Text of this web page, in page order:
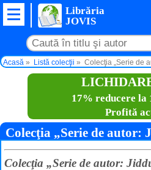
Librăria
JOVIS
Acasă Listă colecţii Colecţia „Serie de
17% reducere
Profită
Colecţia „Serie de
Colecţia „Serie de autor: